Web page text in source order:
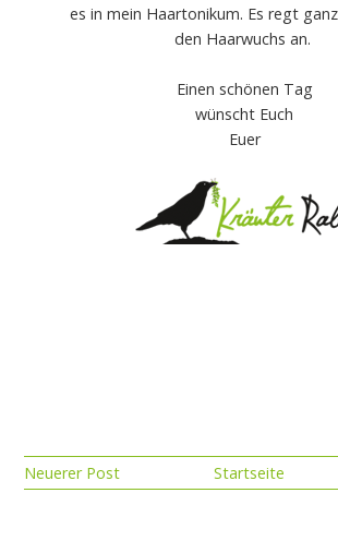
es in mein Haartonikum. Es regt
den Haarwuchs an.
Einen schönen Tag
wünscht Euch
Euer
Neuerer Post Startseite